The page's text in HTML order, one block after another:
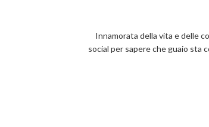
Innamorata della vita e delle
social per sapere che guaio sta